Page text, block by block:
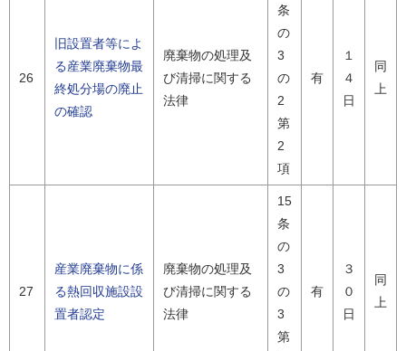
26
旧設置者等によ
る産業廃棄物最
終処分場の廃止
の確認
廃棄物の処理及
び清掃に関する
法律
条
の
3
の
2
第
2
項
有
１
４
日
同
上
27
産業廃棄物に係
る熱回収施設設
置者認定
廃棄物の処理及
び清掃に関する
法律
15
条
の
3
の
3
第
有
３
０
日
同
上